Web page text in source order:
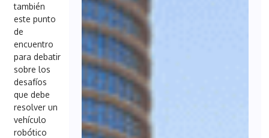
también
este punto
de
encuentro
para debatir
sobre los
desafíos
que debe
resolver un
vehículo
robótico